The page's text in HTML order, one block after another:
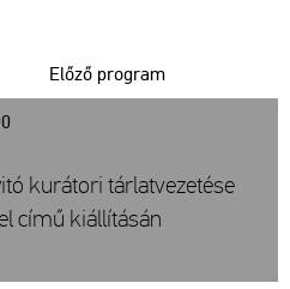
Előző program
kurátori tárlatvezetése
című kiállításán